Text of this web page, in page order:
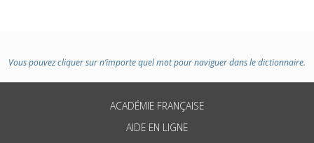
Vous pouvez cliquer sur n’importe quel mot pour naviguer dans le dictionnaire.
ACADÉMIE FRANÇAISE
AIDE EN LIGNE